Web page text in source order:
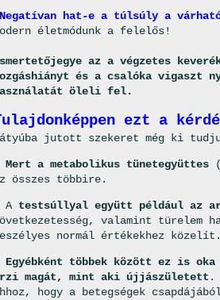
Negatívan hat-e a túlsúly a
életmódunk a felelős!
az a végzetes
és a csalóka vigaszt
öleli fel.
ezt a
jutott szekeret még ki
Mert a metabolikus tünetegyüttes
összes többire.
A testsúllyal együtt például az
valamint türelem
normál értékekhez közelít.
Egyébként többek között ez is oka
magát, mint aki újjászületett .
hogy a betegségek